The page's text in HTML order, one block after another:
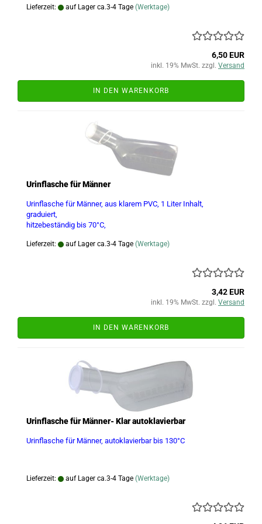
Lieferzeit: auf Lager ca.3-4 Tage (Werktage)
6,50 EUR
inkl. 19% MwSt. zzgl. Versand
IN DEN WARENKORB
Urinflasche für Männer
Urinflasche für Männer, aus klarem PVC, 1 Liter Inhalt,
graduiert,
hitzebeständig bis 70°C,
Lieferzeit: auf Lager ca.3-4 Tage (Werktage)
3,42 EUR
inkl. 19% MwSt. zzgl. Versand
IN DEN WARENKORB
Urinflasche für Männer- Klar autoklavierbar
Urinflasche für Männer, autoklavierbar bis 130°C
Lieferzeit: auf Lager ca.3-4 Tage (Werktage)